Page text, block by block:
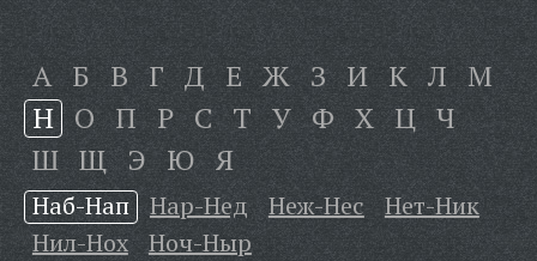
А Б В Г Д Е Ж З И К Л М
Н О П Р С Т У Ф Х Ц Ч
Ш Щ Э Ю Я
Наб-Нап Нар-Нед Неж-Нес
Нет-Ник
Нил-Нох
Ноч-Ныр